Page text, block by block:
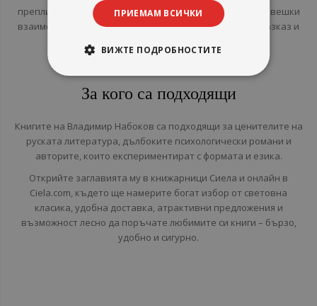
преплитат философия, памет, идентичност и сложни човешки
взаимоотношения, представени чрез многопластов разказ и
За кого са подходящи
Книгите на Владимир Набоков са подходящи за ценителите на
руската литература, дълбоките психологически романи и
авторите, които експериментират с формата и езика.
Открийте заглавията му в книжарници Сиела и онлайн в
Ciela.com, където ще намерите богат избор от световна
класика, удобна доставка, атрактивни предложения и
възможност лесно да поръчате любимите си книги – бързо,
удобно и сигурно.
ПРИЕМАМ ВСИЧКИ
ВИЖТЕ ПОДРОБНОСТИТЕ